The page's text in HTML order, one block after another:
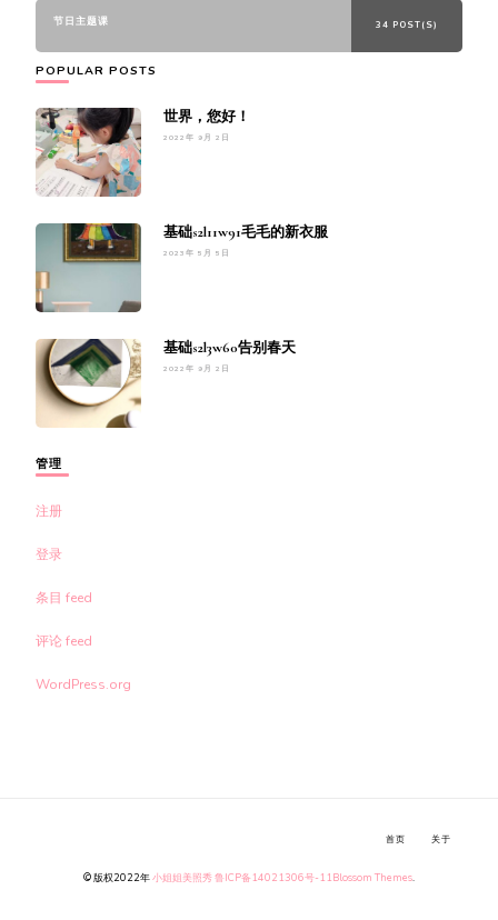
节日主题课 34 POST(S)
POPULAR POSTS
世界，您好！
2022年 9月 2日
基础s2l11w91毛毛的新衣服
2023年 5月 5日
基础s2l3w60告别春天
2022年 9月 2日
管理
注册
登录
条目 feed
评论 feed
WordPress.org
© 版权2022年小姐姐美照秀鲁ICP备14021306号-11Blossom Themes.
首页 关于